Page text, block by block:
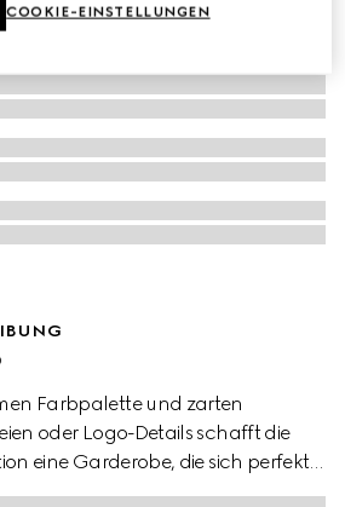
Farbpalette und zarten
oder Logo-Details schafft die
eine Garderobe, die sich perfekt
tragen lässt. Dieses elegante
COOKIE-EINSTELLUNGEN